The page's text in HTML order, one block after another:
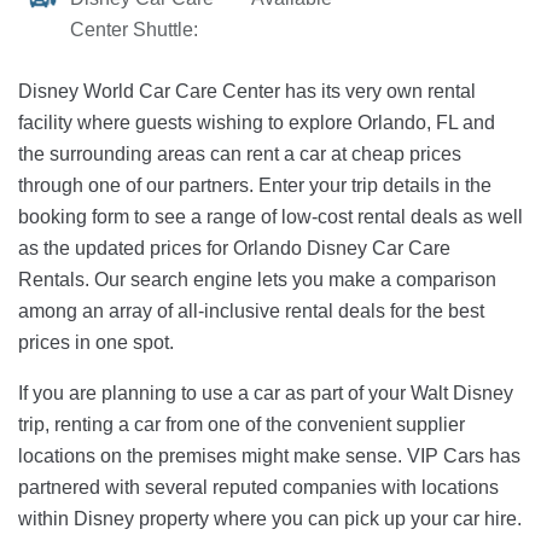
Center Shuttle:
Disney World Car Care Center has its very own rental
facility where guests wishing to explore Orlando, FL and
the surrounding areas can rent a car at cheap prices
through one of our partners. Enter your trip details in the
booking form to see a range of low-cost rental deals as well
as the updated prices for Orlando Disney Car Care
Rentals. Our search engine lets you make a comparison
among an array of all-inclusive rental deals for the best
prices in one spot.
If you are planning to use a car as part of your Walt Disney
trip, renting a car from one of the convenient supplier
locations on the premises might make sense. VIP Cars has
partnered with several reputed companies with locations
within Disney property where you can pick up your car hire.